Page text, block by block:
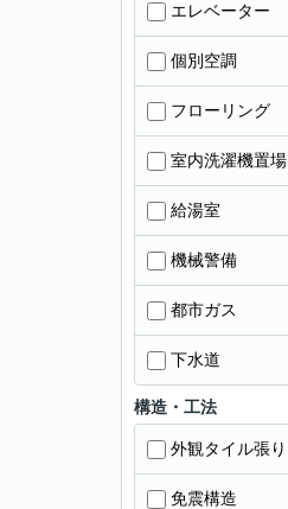
エレベーター
個別空調
フローリング
室内洗濯機置場
給湯室
機械警備
都市ガス
下水道
構造・工法
外観タイル張り
免震構造